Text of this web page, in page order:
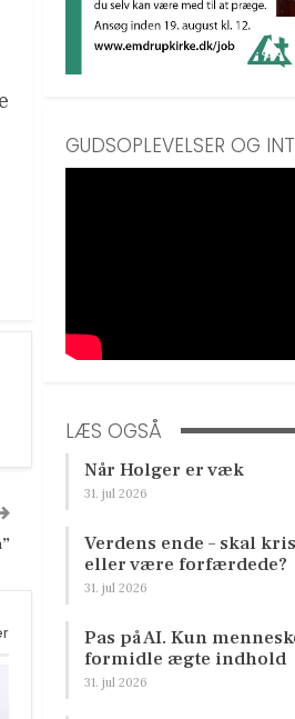
GUDSOPLEVELSER OG
LÆS OGSÅ
Når Holger er væk
31. jul 2026
Verdens ende – skal
eller være forfærdede?
31. jul 2026
Pas på AI. Kun
formidle ægte indhold
31. jul 2026